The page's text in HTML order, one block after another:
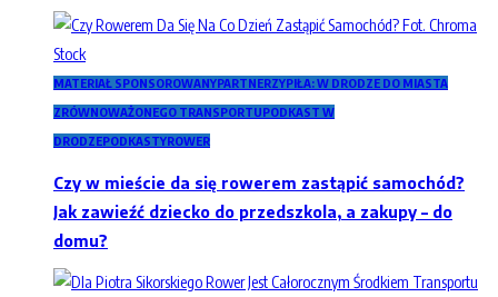
MATERIAŁ SPONSOROWANYPARTNERZYPIŁA: W DRODZE DO MIASTA
ZRÓWNOWAŻONEGO TRANSPORTUPODKAST W
DRODZEPODKASTYROWER
Czy w mieście da się rowerem zastąpić samochód?
Jak zawieźć dziecko do przedszkola, a zakupy – do
domu?